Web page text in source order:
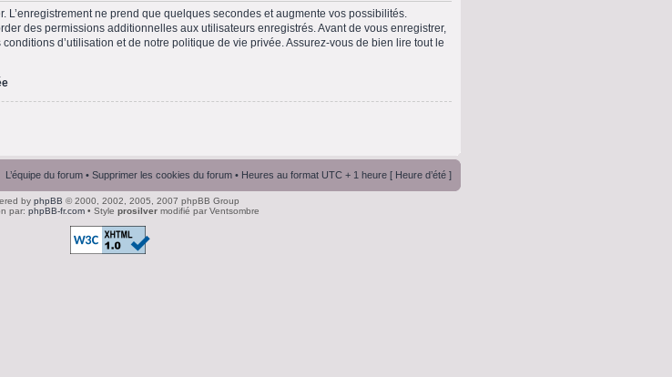
L’enregistrement ne prend que quelques secondes et augmente vos possibilités.
des permissions additionnelles aux utilisateurs enregistrés. Avant de vous enregistrer,
d’utilisation et de notre politique de vie privée. Assurez-vous de bien lire tout le
L’équipe du forum • Supprimer les cookies du forum • Heures au format UTC + 1 heure [ Heure d’été ]
by phpBB © 2000, 2002, 2005, 2007 phpBB Group
par: phpBB-fr.com• Style prosilvermodifié par Ventsombre